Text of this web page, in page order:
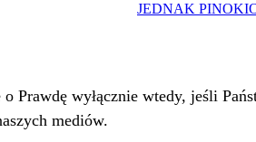
JEDNAK
Prawdę wyłącznie wtedy, jeśli
mediów.